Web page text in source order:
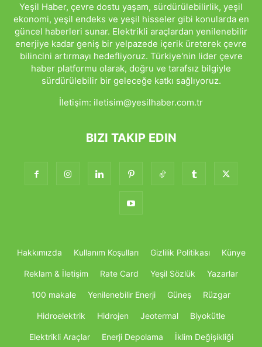
Yeşil Haber, çevre dostu yaşam, sürdürülebilirlik, yeşil
ekonomi, yeşil endeks ve yeşil hisseler gibi konularda en
güncel haberleri sunar. Elektrikli araçlardan yenilenebilir
enerjiye kadar geniş bir yelpazede içerik üreterek çevre
bilincini artırmayı hedefliyoruz. Türkiye'nin lider çevre
haber platformu olarak, doğru ve tarafsız bilgiyle
sürdürülebilir bir geleceğe katkı sağlıyoruz.
İletişim: iletisim@yesilhaber.com.tr
BIZI TAKIP EDIN
Hakkımızda Kullanım Koşulları Gizlilik Politikası Künye
Reklam & İletişim Rate Card Yeşil Sözlük Yazarlar
100 makale Yenilenebilir Enerji Güneş Rüzgar
Hidroelektrik Hidrojen Jeotermal Biyokütle
Elektrikli Araçlar Enerji Depolama İklim Değişikliği